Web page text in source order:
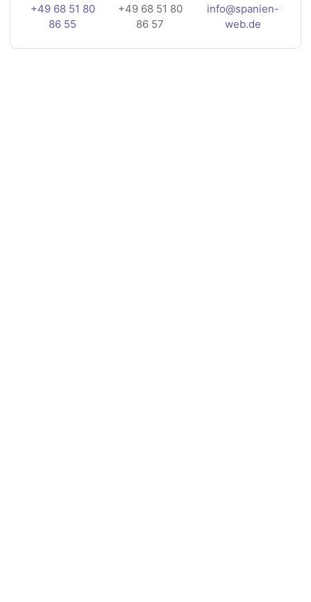
+49 68 51 80
86 55
+49 68 51 80
86 57
info@spanien-
web.de